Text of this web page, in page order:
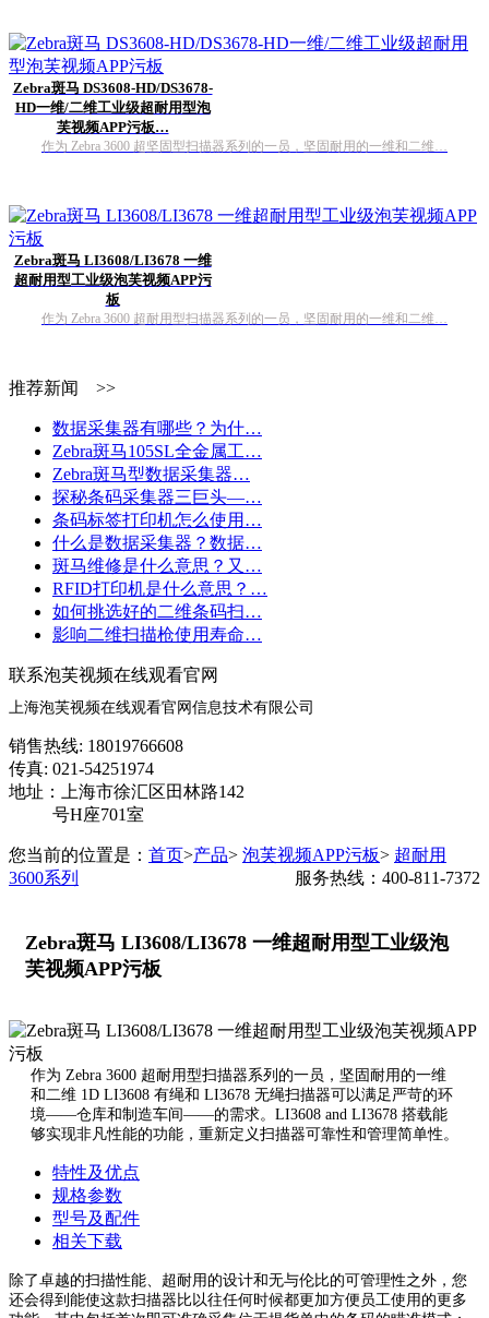
Zebra斑马 DS3608-HD/DS3678-
HD一维/二维工业级超耐用型泡
芙视频APP污板…
作为 Zebra 3600 超坚固型扫描器系列的一员，坚固耐用的一维和二维…
Zebra斑马 LI3608/LI3678 一维
超耐用型工业级泡芙视频APP污
板
作为 Zebra 3600 超耐用型扫描器系列的一员，坚固耐用的一维和二维…
推荐新闻 >>
数据采集器有哪些？为什…
Zebra斑马105SL全金属工…
Zebra斑马型数据采集器…
探秘条码采集器三巨头—…
条码标签打印机怎么使用…
什么是数据采集器？数据…
斑马维修是什么意思？又…
RFID打印机是什么意思？…
如何挑选好的二维条码扫…
影响二维扫描枪使用寿命…
联系泡芙视频在线观看官网
上海泡芙视频在线观看官网信息技术有限公司
销售热线: 18019766608
传真: 021-54251974
地址：上海市徐汇区田林路142
号H座701室
您当前的位置是： 首页>产品> 泡芙视频APP污板> 超耐用
3600系列
服务热线：400-811-7372
Zebra斑马 LI3608/LI3678 一维超耐用型工业级泡
芙视频APP污板
作为 Zebra 3600 超耐用型扫描器系列的一员，坚固耐用的一维
和二维 1D LI3608 有绳和 LI3678 无绳扫描器可以满足严苛的环
境——仓库和制造车间——的需求。LI3608 and LI3678 搭载能
够实现非凡性能的功能，重新定义扫描器可靠性和管理简单性。
特性及优点
规格参数
型号及配件
相关下载
除了卓越的扫描性能、超耐用的设计和无与伦比的可管理性之外，您
还会得到能使这款扫描器比以往任何时候都更加方便员工使用的更多